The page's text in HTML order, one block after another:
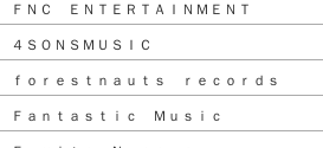
ＦＮＣ ＥＮＴＥＲＴＡＩＮＭＥＮＴ
４ＳＯＮＳＭＵＳＩＣ
ｆｏｒｅｓｔｎａｕｔｓ ｒｅｃｏｒｄｓ
Ｆａｎｔａｓｔｉｃ Ｍｕｓｉｃ